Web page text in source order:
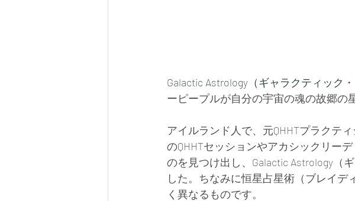
Galactic Astrology（ギャラクティック
ーピープルが自分の宇宙の魂の故郷の
アイルランド人で、元QHHTプラクテ
のQHHTセッションやアカシックリー
のを見つけ出し、Galactic Astrology（
した。ちなみに恒星占星術（ブレイ
く異なるものです。